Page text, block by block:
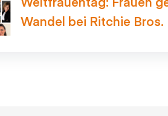
Wandel bei Ritchie Bros.